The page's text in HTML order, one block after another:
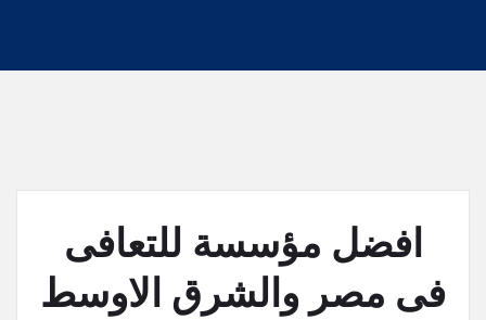
افضل مؤسسة للتعافى
فى مصر والشرق الاوسط